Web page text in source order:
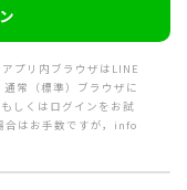
プリ内ブラウザはLINE
常（標準）ブラウザに
しくはログインをお試
合はお手数ですが，info